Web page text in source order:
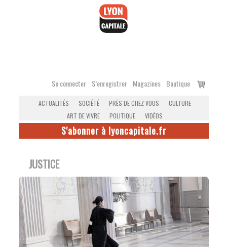
Se connecter S’enregistrer Magazines Boutique
Voir
ACTUALITÉS SOCIÉTÉ PRÈS DE CHEZ VOUS
CULTURE
ART DE VIVRE
POLITIQUE VIDÉOS
S'abonner à lyoncapitale.fr
JUSTICE